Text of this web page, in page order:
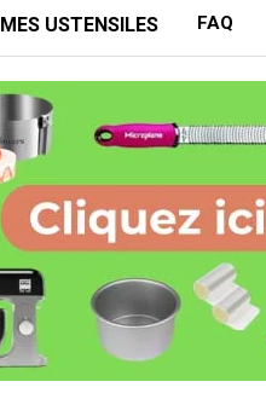
MES USTENSILES FAQ